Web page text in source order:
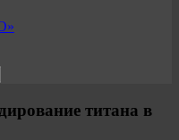
титана в